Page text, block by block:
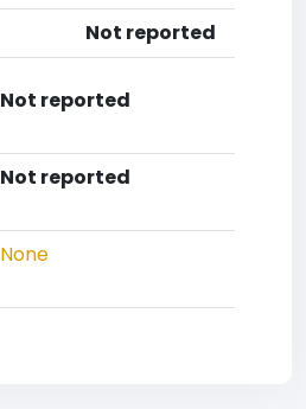
Not reported
Not reported
Not reported
None